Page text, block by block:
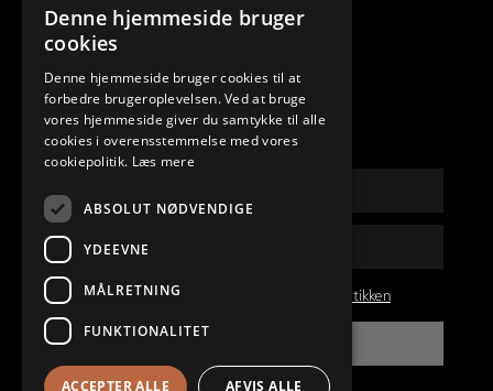
Søndag & HelligdageLukket
NYHEDSBREV
E-
mail
persondatapolitikken
Jeg har læst og accepterer persondatapolitikken
DANISH
Denne hjemmeside bruger
cookies
Denne hjemmeside bruger cookies til at
forbedre brugeroplevelsen. Ved at bruge
vores hjemmeside giver du samtykke til alle
cookies i overensstemmelse med vores
cookiepolitik. Læs mere
ABSOLUT NØDVENDIGE
YDEEVNE
MÅLRETNING
FUNKTIONALITET
ACCEPTER ALLE AFVIS ALLE